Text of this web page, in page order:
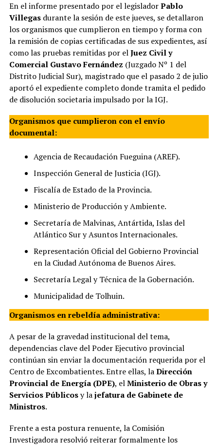
En el informe presentado por el legisladorPablo
Villegasdurante la sesión de este jueves, se detallaron
los organismos que cumplieron en tiempo y forma con
la remisión de copias certificadas de sus expedientes, así
como las pruebas remitidas por elJuez Civil y
Comercial Gustavo Fernández (Juzgado Nº 1 del
Distrito Judicial Sur), magistrado que el pasado 2 de julio
aportó el expediente completo donde tramita el pedido
de disolución societaria impulsado por la IGJ.
Organismos que cumplieron con el envío
documental:
Agencia de Recaudación Fueguina (AREF).
Inspección General de Justicia (IGJ).
Fiscalía de Estado de la Provincia.
Ministerio de Producción y Ambiente.
Secretaría de Malvinas, Antártida, Islas del
Atlántico Sur y Asuntos Internacionales.
Representación Oficial del Gobierno Provincial
en la Ciudad Autónoma de Buenos Aires.
Secretaría Legal y Técnica de la Gobernación.
Municipalidad de Tolhuin.
Organismos en rebeldía administrativa:
A pesar de la gravedad institucional del tema,
dependencias clave del Poder Ejecutivo provincial
continúan sin enviar la documentación requerida por el
Centro de Excombatientes. Entre ellas, laDirección
Provincial de Energía (DPE), elMinisterio de Obras y
Servicios Públicosy lajefatura de Gabinete de
Ministros.
Frente a esta postura renuente, la Comisión
Investigadora resolvió reiterar formalmente los